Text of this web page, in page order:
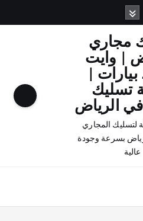
| وايت
|
تسليك
في الرياض
المجاري
بسرعة وجودة
عالية